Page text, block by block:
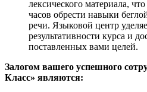
лексического материала,
часов обрести навыки
речи. Языковой центр
результативности курса и
поставленных вами целей.
Залогом вашего успешного
Класс» являются: